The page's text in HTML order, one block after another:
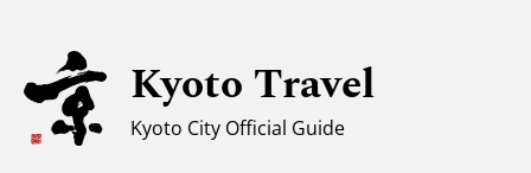
无障碍旅游
穆斯林友好环境
气候和服装
Kyoto Travel
Kyoto City Official Guide